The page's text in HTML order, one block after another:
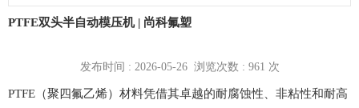
PTFE双头半自动模压机 | 尚科氟塑
发布时间 : 2026-05-26 浏览次数 : 961 次
PTFE （聚四氟乙烯）材料凭借其卓越的耐腐蚀性、非粘性和耐高